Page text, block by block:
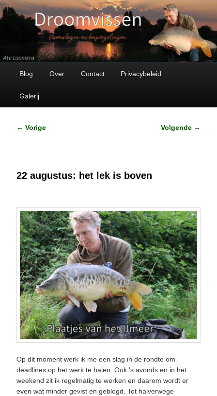
Droomvissen
Visverhalen en bespiegelingen
Spring
naar
Blog Over Contact Privacybeleid
Galerij
Bericht
← Vorige Volgende →
22 augustus: het lek is boven
Op dit moment werk ik me een slag in de rondte om
deadlines op het werk te halen. Ook ’s avonds en in het
weekend zit ik regelmatig te werken en daarom wordt er
even wat minder gevist en geblogd. Tot halverwege